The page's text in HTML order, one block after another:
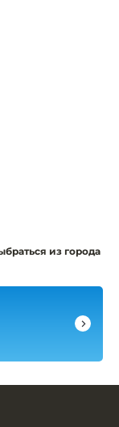
из города